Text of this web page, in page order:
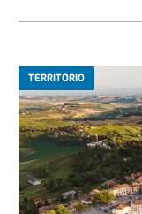
TERRITORIO